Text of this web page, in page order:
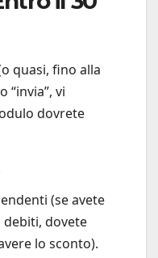
quasi, fino alla
“invia”, vi
dovrete
(se avete
debiti, dovete
lo sconto).